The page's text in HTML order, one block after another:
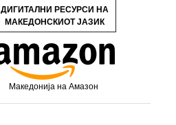
ДИГИТАЛНИ РЕСУРСИ НА
МАКЕДОНСКИОТ ЈАЗИК
Македонија на Амазон